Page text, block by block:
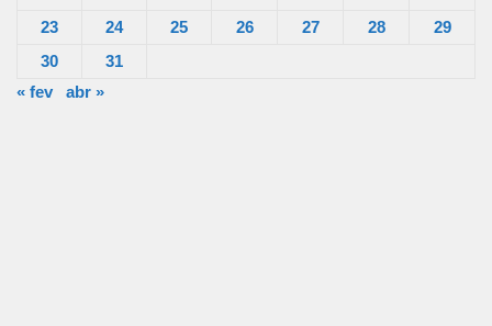
23
24 25 26 27 28
29
30
31
« fev
abr »